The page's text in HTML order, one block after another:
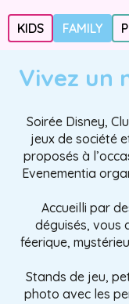
KIDS FAMILY
Vivez un
Soirée Disney,
jeux de société
proposés à
Evenementia
Accueilli par
déguisés, vous
féerique,
Stands de jeu,
photo avec les